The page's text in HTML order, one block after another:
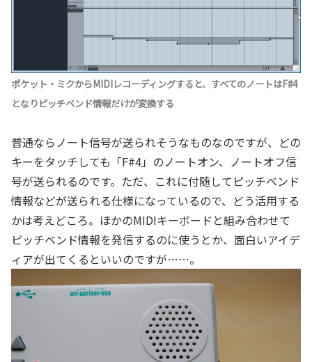
ポケット・ミクからMIDIレコーディングすると、すべてのノートはF#4
となりピッチベンド情報だけが変換する
普通ならノート信号が送られそうなものなのですが、どの
キーをタッチしても「F#4」のノートオン、ノートオフ信
号が送られるのです。ただ、これに付随してピッチベンド
情報などが送られる仕様になっているので、どう活用する
かは考えどころ。ほかのMIDIキーボードと組み合わせて
ピッチベンド情報を発信するのに使うとか、面白いアイデ
ィアが出てくるといいのですが……。